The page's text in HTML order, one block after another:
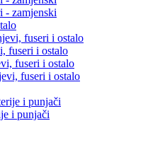
- zamjenski
fuseri i ostalo
fuseri i ostalo
fuseri i ostalo
fuseri i ostalo
i punjači
i punjači